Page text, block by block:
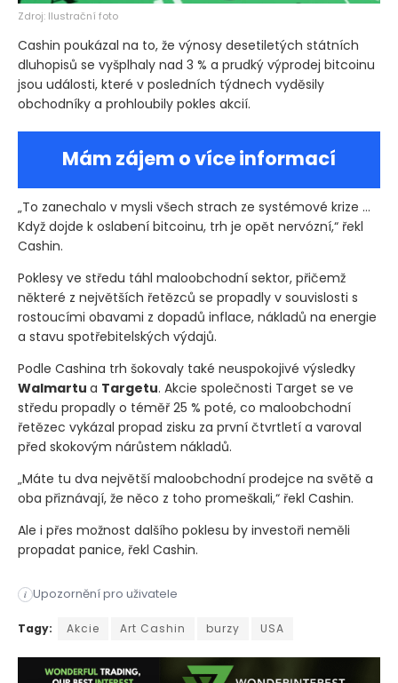
Zdroj: Ilustrační foto
Cashin poukázal na to, že výnosy desetiletých státních
dluhopisů se vyšplhaly nad 3 % a prudký výprodej bitcoinu
jsou události, které v posledních týdnech vyděsily
obchodníky a prohloubily pokles akcií.
Mám zájem o více informací
„To zanechalo v mysli všech strach ze systémové krize …
Když dojde k oslabení bitcoinu, trh je opět nervózní,“ řekl
Cashin.
Poklesy ve středu táhl maloobchodní sektor, přičemž
některé z největších řetězců se propadly v souvislosti s
rostoucími obavami z dopadů inflace, nákladů na energie
a stavu spotřebitelských výdajů.
Podle Cashina trh šokovaly také neuspokojivé výsledky
Walmartu a Targetu. Akcie společnosti Target se ve
středu propadly o téměř 25 % poté, co maloobchodní
řetězec vykázal propad zisku za první čtvrtletí a varoval
před skokovým nárůstem nákladů.
„Máte tu dva největší maloobchodní prodejce na světě a
oba přiznávají, že něco z toho promeškali,“ řekl Cashin.
Ale i přes možnost dalšího poklesu by investoři neměli
propadat panice, řekl Cashin.
i Upozornění pro uživatele
Velký středeční propad akcií vystavil trh riziku ještě
Tagy: Akcie Art Cashin burzy USA